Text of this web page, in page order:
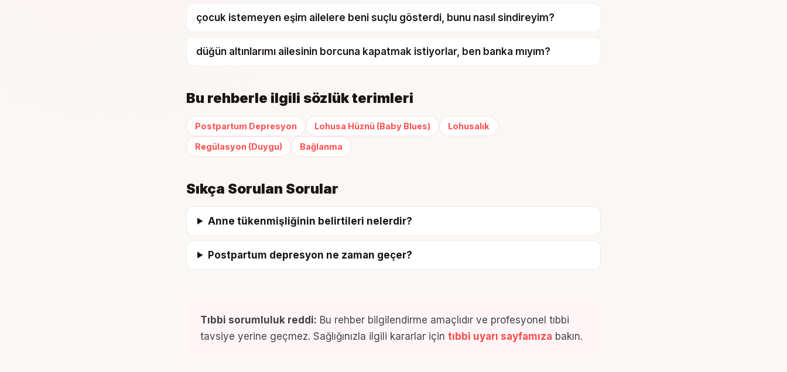
çocuk istemeyen eşim ailelere beni suçlu gösterdi, bunu nasıl sindireyim?
düğün altınlarımı ailesinin borcuna kapatmak istiyorlar, ben banka mıyım?
Bu rehberle ilgili sözlük terimleri
Postpartum Depresyon Lohusa Hüznü (Baby Blues) Lohusalık
Regülasyon (Duygu) Bağlanma
Sıkça Sorulan Sorular
Anne tükenmişliğinin belirtileri nelerdir?
Postpartum depresyon ne zaman geçer?
Tıbbi sorumluluk reddi: Bu rehber bilgilendirme amaçlıdır ve profesyonel tıbbi
tavsiye yerine geçmez. Sağlığınızla ilgili kararlar için tıbbi uyarı sayfamıza bakın.